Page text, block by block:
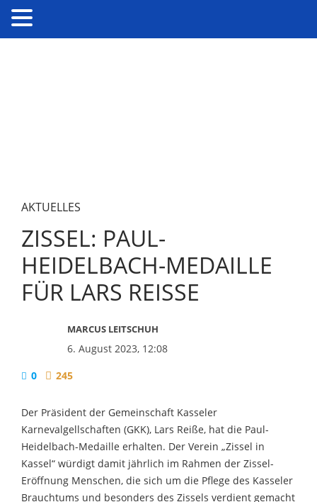
AKTUELLES
ZISSEL: PAUL-
HEIDELBACH-MEDAILLE
FÜR LARS REISSE
MARCUS LEITSCHUH
6. August 2023, 12:08
0
245
Der Präsident der Gemeinschaft Kasseler
Karnevalgellschaften (GKK), Lars Reiße, hat die Paul-
Heidelbach-Medaille erhalten. Der Verein „Zissel in
Kassel“ würdigt damit jährlich im Rahmen der Zissel-
Eröffnung Menschen, die sich um die Pflege des Kasseler
Brauchtums und besonders des Zissels verdient gemacht